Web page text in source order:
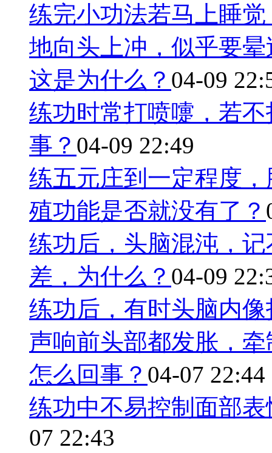
练完小功法若马上睡
地向头上冲，似乎要
这是为什么？ 04-09
练功时常打喷嚏，若
事？ 04-09 22:49
练五元庄到一定程度
殖功能是否就没有了？
练功后，头脑混沌，
差，为什么？ 04-09
练功后，有时头脑内
声响前头部都发胀，
怎么回事？ 04-07 22:44
练功中不易控制面部
07 22:43